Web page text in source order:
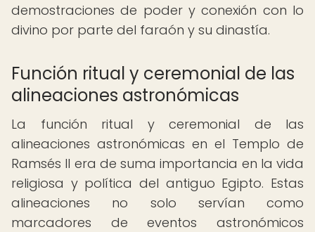
demostraciones de poder y conexión con lo
divino por parte del faraón y su dinastía.
Función ritual y ceremonial de las
alineaciones astronómicas
La función ritual y ceremonial de las
alineaciones astronómicas en el Templo de
Ramsés II era de suma importancia en la vida
religiosa y política del antiguo Egipto. Estas
alineaciones no solo servían como
marcadores de eventos astronómicos